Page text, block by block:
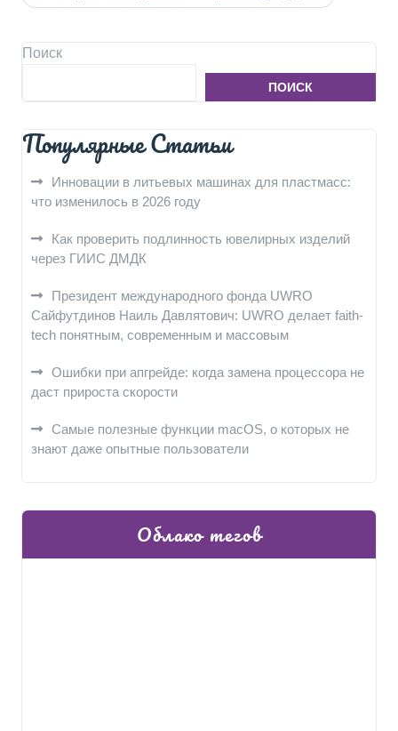
Поиск
ПОИСК
Популярные Статьи
Инновации в литьевых машинах для пластмасс:
что изменилось в 2026 году
Как проверить подлинность ювелирных изделий
через ГИИС ДМДК
Президент международного фонда UWRO
Сайфутдинов Наиль Давлятович: UWRO делает faith-
tech понятным, современным и массовым
Ошибки при апгрейде: когда замена процессора не
даст прироста скорости
Самые полезные функции macOS, о которых не
знают даже опытные пользователи
Облако тегов